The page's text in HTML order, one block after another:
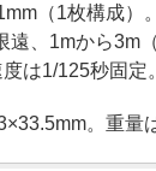
（1枚構成）
遠、1mから3m
は1/125秒固定。
。重量